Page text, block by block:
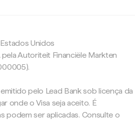
Unidos
Autoriteit Financiële Markten
pelo Lead Bank sob licença da
onde o Visa seja aceito. É
podem ser aplicadas. Consulte o